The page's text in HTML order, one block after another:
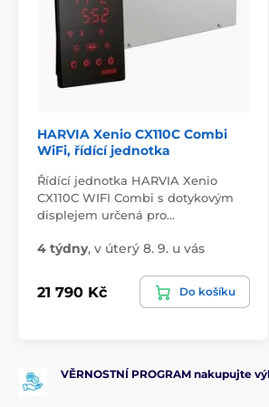
HARVIA Xenio CX110C Combi
WiFi, řídící jednotka
Řídící jednotka HARVIA Xenio
CX110C WIFI Combi s dotykovým
displejem určená pro…
4 týdny, v úterý 8. 9. u vás
21 790 Kč Do košíku
VĚRNOSTNÍ PROGRAM nakupujte